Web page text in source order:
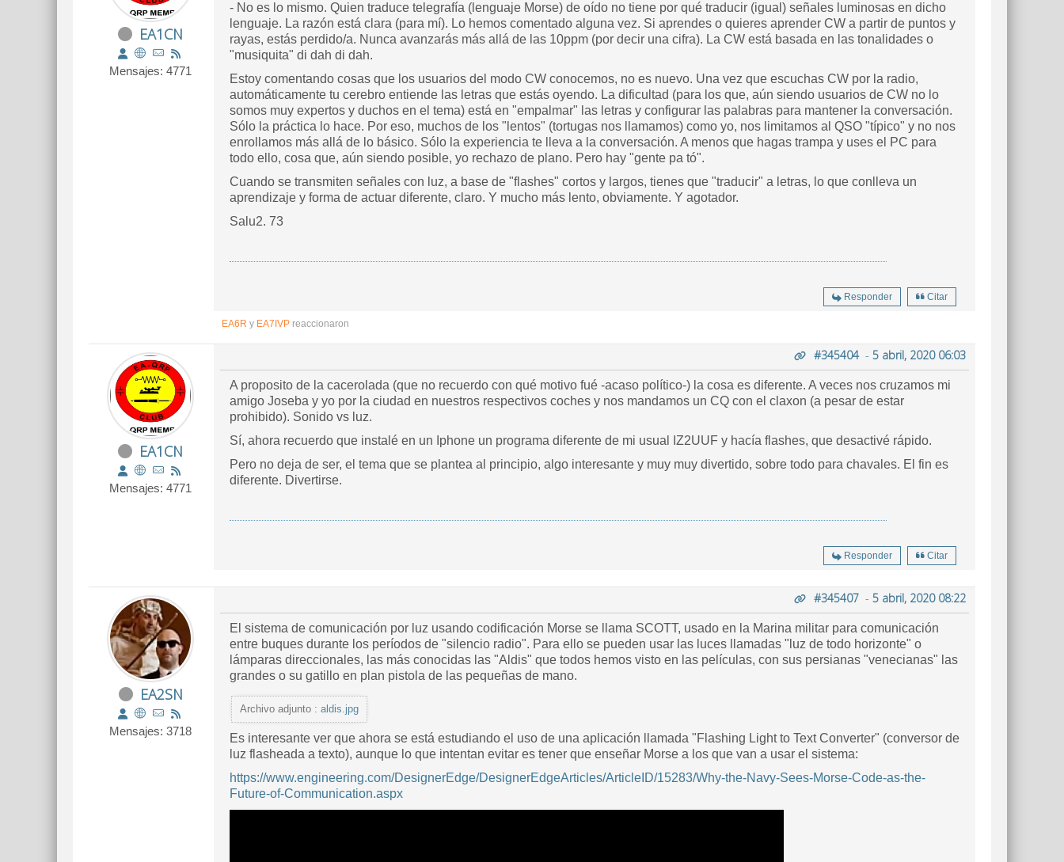
EA1CN
Mensajes: 4771
- No es lo mismo. Quien traduce telegrafía (lenguaje Morse) de oído no tiene por qué traducir (igual) señales luminosas en dicho
lenguaje. La razón está clara (para mí). Lo hemos comentado alguna vez. Si aprendes o quieres aprender CW a partir de puntos y
rayas, estás perdido/a. Nunca avanzarás más allá de las 10ppm (por decir una cifra). La CW está basada en las tonalidades o
"musiquita" di dah di dah.
Estoy comentando cosas que los usuarios del modo CW conocemos, no es nuevo. Una vez que escuchas CW por la radio,
automáticamente tu cerebro entiende las letras que estás oyendo. La dificultad (para los que, aún siendo usuarios de CW no lo
somos muy expertos y duchos en el tema) está en "empalmar" las letras y configurar las palabras para mantener la conversación.
Sólo la práctica lo hace. Por eso, muchos de los "lentos" (tortugas nos llamamos) como yo, nos limitamos al QSO "típico" y no nos
enrollamos más allá de lo básico. Sólo la experiencia te lleva a la conversación. A menos que hagas trampa y uses el PC para
todo ello, cosa que, aún siendo posible, yo rechazo de plano. Pero hay "gente pa tó".
Cuando se transmiten señales con luz, a base de "flashes" cortos y largos, tienes que "traducir" a letras, lo que conlleva un
aprendizaje y forma de actuar diferente, claro. Y mucho más lento, obviamente. Y agotador.
Salu2. 73
Responder Citar
EA6R y EA7IVP reaccionaron
EA1CN
Mensajes: 4771
#345404- 5 abril, 2020 06:03
A proposito de la cacerolada (que no recuerdo con qué motivo fué -acaso político-) la cosa es diferente. A veces nos cruzamos mi
amigo Joseba y yo por la ciudad en nuestros respectivos coches y nos mandamos un CQ con el claxon (a pesar de estar
prohibido). Sonido vs luz.
Sí, ahora recuerdo que instalé en un Iphone un programa diferente de mi usual IZ2UUF y hacía flashes, que desactivé rápido.
Pero no deja de ser, el tema que se plantea al principio, algo interesante y muy muy divertido, sobre todo para chavales. El fin es
diferente. Divertirse.
Responder Citar
EA2SN
Mensajes: 3718
#345407 - 5 abril, 2020 08:22
El sistema de comunicación por luz usando codificación Morse se llama SCOTT, usado en la Marina militar para comunicación
entre buques durante los períodos de "silencio radio". Para ello se pueden usar las luces llamadas "luz de todo horizonte" o
lámparas direccionales, las más conocidas las "Aldis" que todos hemos visto en las películas, con sus persianas "venecianas" las
grandes o su gatillo en plan pistola de las pequeñas de mano.
Archivo adjunto : aldis.jpg
Es interesante ver que ahora se está estudiando el uso de una aplicación llamada "Flashing Light to Text Converter" (conversor de
luz flasheada a texto), aunque lo que intentan evitar es tener que enseñar Morse a los que van a usar el sistema:
https://www.engineering.com/DesignerEdge/DesignerEdgeArticles/ArticleID/15283/Why-the-Navy-Sees-Morse-Code-as-the-
Future-of-Communication.aspx